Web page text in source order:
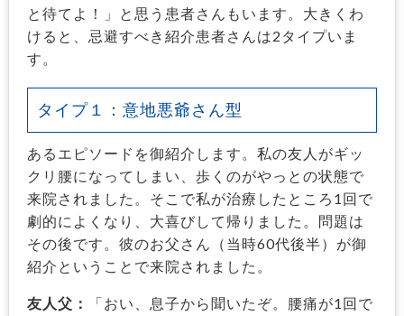
と待てよ！」と思う患者さんもいます。大きくわ
けると、忌避すべき紹介患者さんは2タイプいま
す。
タイプ１：意地悪爺さん型
あるエピソードを御紹介します。私の友人がギッ
クリ腰になってしまい、歩くのがやっとの状態で
来院されました。そこで私が治療したところ1回で
劇的によくなり、大喜びして帰りました。問題は
その後です。彼のお父さん（当時60代後半）が御
紹介ということで来院されました。
友人父：
「おい、息子から聞いたぞ。腰痛が1回で